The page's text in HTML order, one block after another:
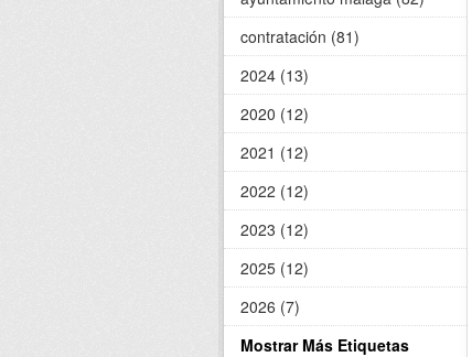
contratación (81)
2024 (13)
2020 (12)
2021 (12)
2022 (12)
2023 (12)
2025 (12)
2026 (7)
Mostrar Más Etiquetas